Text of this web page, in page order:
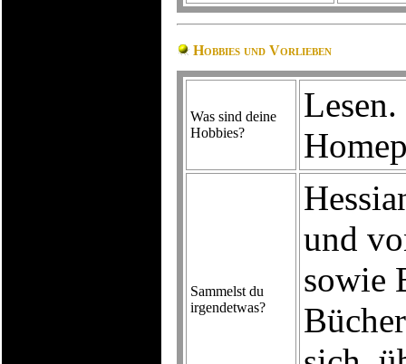
Hobbies und Vorlieben
Was sind deine
Hobbies?
Sammelst du
irgendetwas?
und
sowie